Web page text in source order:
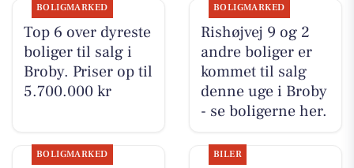
BOLIGMARKED
Top 6 over dyreste
boliger til salg i
Broby. Priser op til
5.700.000 kr
BOLIGMARKED
Rishøjvej 9 og 2
andre boliger er
kommet til salg
denne uge i Broby
- se boligerne her.
BOLIGMARKED BILER